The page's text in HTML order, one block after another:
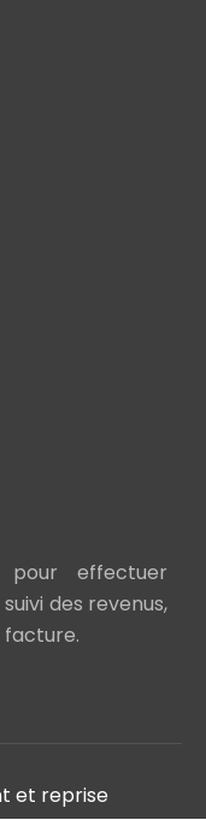
effectuer
des revenus,
facture.
et reprise